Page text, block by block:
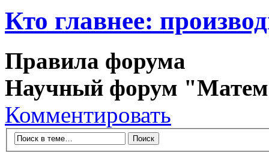
Кто главнее:
Правила форума
Научный форум
Комментировать